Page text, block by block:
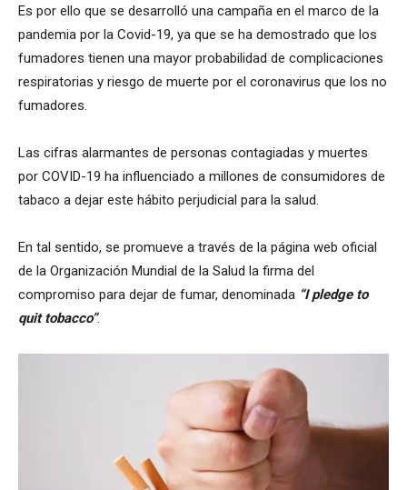
Es por ello que se desarrolló una campaña en el marco de la
pandemia por la Covid-19, ya que se ha demostrado que los
fumadores tienen una mayor probabilidad de complicaciones
respiratorias y riesgo de muerte por el coronavirus que los no
fumadores.
Las cifras alarmantes de personas contagiadas y muertes
por COVID-19 ha influenciado a millones de consumidores de
tabaco a dejar este hábito perjudicial para la salud.
En tal sentido, se promueve a través de la página web oficial
de la Organización Mundial de la Salud la firma del
compromiso para dejar de fumar, denominada “I pledge to
quit tobacco”.